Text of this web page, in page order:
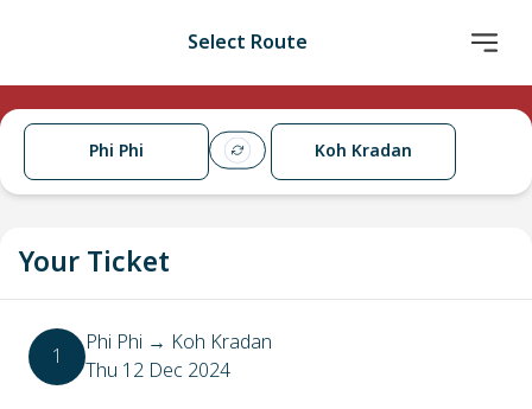
Select Route
Phi Phi Koh Kradan
Your Ticket
1 Phi Phi → Koh Kradan
Thu 12 Dec 2024